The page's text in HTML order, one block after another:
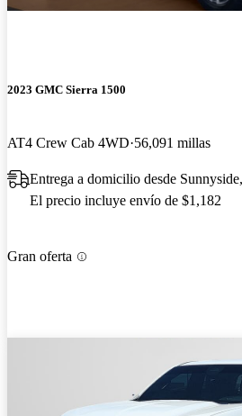
2023 GMC Sierra 1500
AT4 Crew Cab 4WD 56,091 millas
Entrega a domicilio desde
El precio incluye envío de $1,182
Gran oferta